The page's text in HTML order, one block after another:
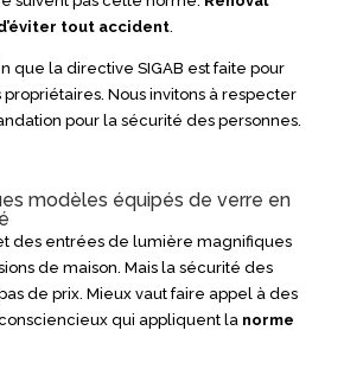
tout accident.
que la directive SIGAB est faite pour
propriétaires. Nous invitons à respecter
pour la sécurité des personnes.
modèles équipés de verre en
des entrées de lumière magnifiques
de maison. Mais la sécurité des
de prix. Mieux vaut faire appel à des
qui appliquent la norme